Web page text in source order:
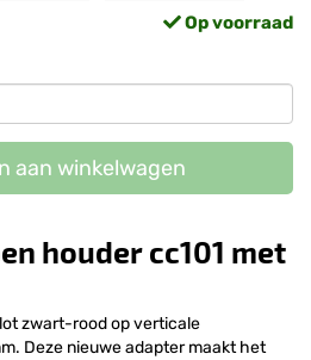
Op voorraad
aan winkelwagen
houder cc101 met
zwart-rood op verticale
Deze nieuwe adapter maakt het